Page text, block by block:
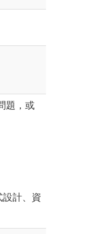
題，或
設計、資